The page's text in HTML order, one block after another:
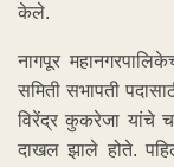
केले.
नागपूर
समिती सभापती
विरेंद्र कुकरेजा यांचे
दाखल झाले होते.